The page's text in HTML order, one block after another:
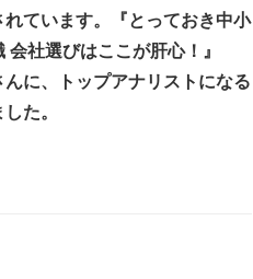
ています。『とっておき中小
社選びはここが肝心！』
に、トップアナリストになる
た。